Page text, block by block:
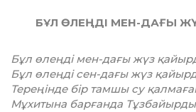
БҰЛ ӨЛЕҢДІ МЕН-ДАҒЫ
Бұл өлеңді мен-дағы жүз
Бұл өлеңді сен-дағы жүз
Тереңінде бір тамшы су
Мұхитына барғанда